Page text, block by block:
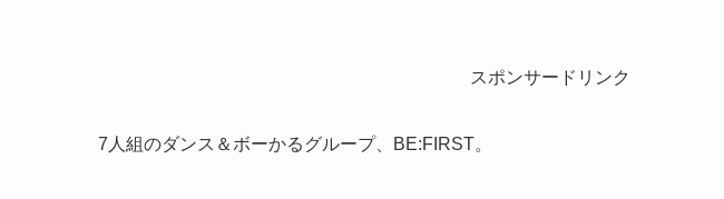
スポンサードリンク
7人組のダンス＆ボーかるグループ、BE:FIRST。